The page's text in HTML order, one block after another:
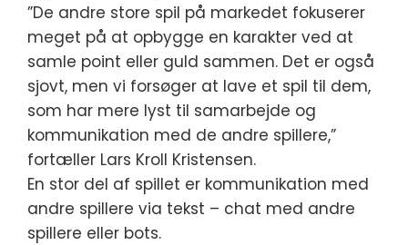
”De andre store spil på markedet fokuserer
meget på at opbygge en karakter ved at
samle point eller guld sammen. Det er også
sjovt, men vi forsøger at lave et spil til dem,
som har mere lyst til samarbejde og
kommunikation med de andre spillere,”
fortæller Lars Kroll Kristensen.
En stor del af spillet er kommunikation med
andre spillere via tekst – chat med andre
spillere eller bots.